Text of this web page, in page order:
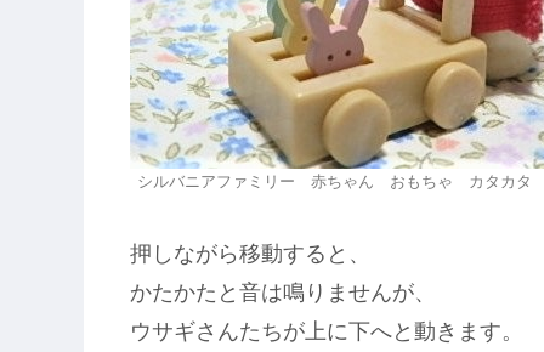
シルバニアファミリー 赤ちゃん おもちゃ カタカタ
押しながら移動すると、
かたかたと音は鳴りませんが、
ウサギさんたちが上に下へと動きます。